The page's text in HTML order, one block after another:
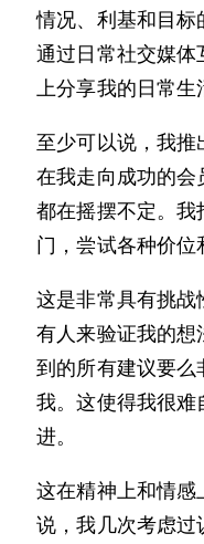
情况、利基和目标
通过日常社交媒体
上分享我的日常生
至少可以说，我推
在我走向成功的
都在摇摆不定。我
门，尝试各种价位
这是非常具有挑
有人来验证我的想
到的所有建议要
我。这使得我很
进。
这在精神上和情感
说，我几次考虑过